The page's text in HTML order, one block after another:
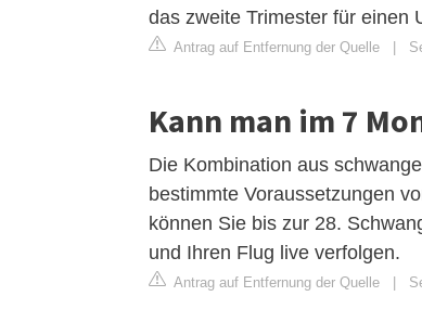
das zweite Trimester für einen
Antrag auf Entfernung der Quelle
Kann man im 7
Die Kombination aus
bestimmte Voraussetzungen
können Sie bis zur 28.
und Ihren Flug live verfolgen.
Antrag auf Entfernung der Quelle